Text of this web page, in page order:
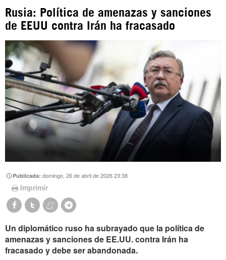
https://urmedium.com/c/hispantv
WhatsApp y Viber: +98 921 79 29 404
https://www.facebook.com/Nexolatino.Canal
Rusia: Política de amenazas y sanciones
de EEUU contra Irán ha fracasado
Publicada:domingo, 26 de abril de 2026 23:38
Imprimir
Un diplomático ruso ha subrayado que la política de
amenazas y sanciones de EE.UU. contra Irán ha
fracasado y debe ser abandonada.